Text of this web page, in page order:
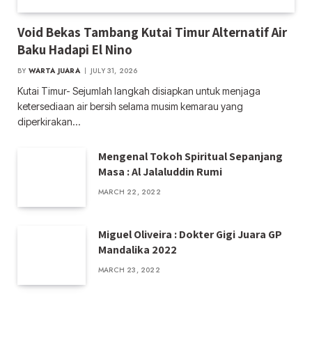
Void Bekas Tambang Kutai Timur Alternatif Air
Baku Hadapi El Nino
BY WARTA JUARA JULY 31, 2026
Kutai Timur- Sejumlah langkah disiapkan untuk menjaga
ketersediaan air bersih selama musim kemarau yang
diperkirakan…
Mengenal Tokoh Spiritual Sepanjang
Masa : Al Jalaluddin Rumi
MARCH 22, 2022
Miguel Oliveira : Dokter Gigi Juara GP
Mandalika 2022
MARCH 23, 2022